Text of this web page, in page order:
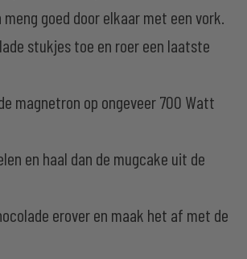
goed door elkaar met een vork.
stukjes toe en roer een laatste
magnetron op ongeveer 700 Watt
en haal dan de mugcake uit de
erover en maak het af met de